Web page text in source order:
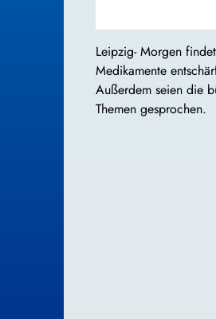
Leipzig- Morgen
Medikamente
Außerdem seien die
Themen gesprochen.